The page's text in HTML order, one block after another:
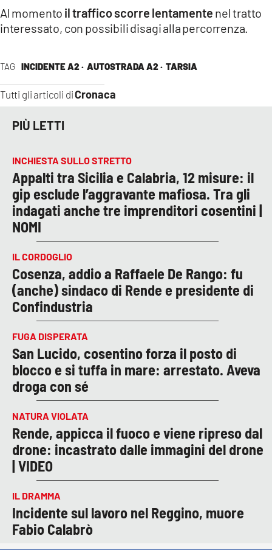
CATANZAROCHANNEL.IT
ANDROID
APPLE
TAG INCIDENTE A2 · AUTOSTRADA A2 · TARSIA
Tutti gli articoli diCronaca
Al momento il traffico scorre lentamente nel tratto
interessato, con possibili disagi alla percorrenza.
PIÙ LETTI
INCHIESTA SULLO STRETTO
Appalti tra Sicilia e Calabria, 12 misure: il
gip esclude l’aggravante mafiosa. Tra gli
indagati anche tre imprenditori cosentini |
NOMI
IL CORDOGLIO
Cosenza, addio a Raffaele De Rango: fu
(anche) sindaco di Rende e presidente di
Confindustria
FUGA DISPERATA
San Lucido, cosentino forza il posto di
blocco e si tuffa in mare: arrestato. Aveva
droga con sé
NATURA VIOLATA
Rende, appicca il fuoco e viene ripreso dal
drone: incastrato dalle immagini del drone
| VIDEO
IL DRAMMA
Incidente sul lavoro nel Reggino, muore
Fabio Calabrò